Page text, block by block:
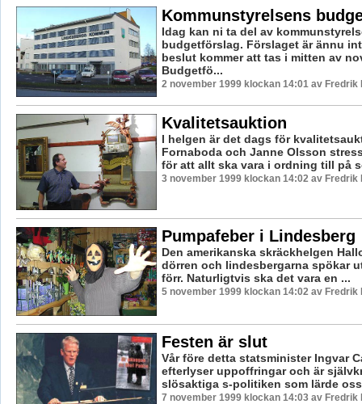
Kommunstyrelsens
Idag kan ni ta del av
budgetförslag. Förslaget är ännu
beslut kommer att tas i mitten av
Budgetfö...
2 november 1999 klockan 14:01 av Fredrik
Kvalitetsauktion
I helgen är det dags för
Fornaboda och Janne Olsson
för att allt ska vara i ordning till på
3 november 1999 klockan 14:02 av Fredrik
Pumpafeber i Lindesberg
Den amerikanska skräckhelgen
dörren och lindesbergarna spökar
förr. Naturligtvis ska det vara en ...
5 november 1999 klockan 14:02 av Fredrik
Festen är slut
Vår före detta statsminister Ingvar
efterlyser uppoffringar och är
slösaktiga s-politiken som lärde
7 november 1999 klockan 14:03 av Fredrik